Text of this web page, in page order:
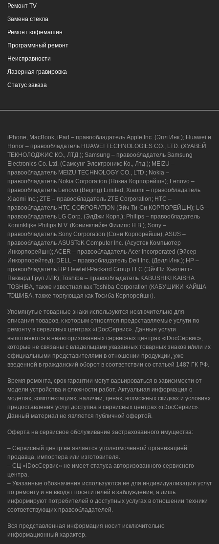
г. Новороссийск, ул. Героев Десантников,
г. Новороссийск, ул. Героев Десантников,
2/3
8 (964) 914-44-74(с 9:00 до 20:00)
Ремонт TV
Замена стекла
Ремонт кофемашин
Программный ремонт
Неисправности
Лазерная гравировка
Статус заказа
iPhone, MacBook, iPad – правообладатель Apple Inc. (Эпл Инк.); Huawei и
Honor – правообладатель HUAWEI TECHNOLOGIES CO., LTD. (ХУАВЕЙ
ТЕКНОЛОДЖИС КО., ЛТД.); Samsung – правообладатель Samsung
Electronics Co. Ltd. (Самсунг Электроникс Ко., Лтд.); MEIZU –
правообладатель MEIZU TECHNOLOGY CO., LTD.; Nokia –
правообладатель Nokia Corporation (Нокиа Корпорейшн); Lenovo –
правообладатель Lenovo (Beijing) Limited; Xiaomi – правообладатель
Xiaomi Inc.; ZTE – правообладатель ZTE Corporation; HTC –
правообладатель HTC CORPORATION (Эйч-Ти-Си КОРПОРЕЙШН); LG –
правообладатель LG Corp. (ЭлДжи Корп.); Philips – правообладатель
Koninklijke Philips N.V. (Конинклийке Филипс Н.В.); Sony –
правообладатель Sony Corporation (Сони Корпорейшн); ASUS –
правообладатель ASUSTeK Computer Inc. (Асустек Компьютер
Инкорпорейшн); ACER – правообладатель Acer Incorporated (Эйсер
Инкорпорейтед); DELL – правообладатель Dell Inc. (Делл Инк.); HP –
правообладатель HP Hewlett-Packard Group LLC (ЭйчПи Хьюлетт-
Паккард Груп ЛЛК); Toshiba – правообладатель KABUSHIKI KAISHA
TOSHIBA, также известная как Toshiba Corporation (КАБУШИКИ КАЙША
ТОШИБА, также торгующая как Тосиба Корпорейшн).
Упомянутые товарные знаки используются исключительно для
описания товаров, к которым относятся предоставляемые услуги по
ремонту в сервисных центрах «iDocСервис». Данные услуги
выполняются в неавторизованных сервисных центрах «iDocСервис»,
которые не связаны с владельцами указанных товарных знаков и/или их
официальными представителями в отношении продукции, уже
введенной в гражданский оборот в соответствии со статьей 1487 ГК РФ.
Время ремонта, срок гарантии могут варьироваться в зависимости от
модели устройства и сложности работ. Актуальная информация о
моделях, комплектациях, наличии, ценах, возможных скидках и условиях
предоставления услуг доступна в сервисных центрах «iDocСервис».
Данный материал не является публичной офертой.
Оферта на сервисное обслуживание застрахованного имущества:
– Сервисный центр не является уполномоченной организацией
продавца, импортера или изготовителя.
– СЦ «iDocСервис» не имеет статуса авторизованного сервисного
центра.
– Указанные обозначения используются не для индивидуализации услуг
по ремонту и не вводят посетителей в заблуждение, а лишь
информируют потребителей о доступных услугах в отношении техники
соответствующих правообладателей.
Вся представленная информация носит исключительно
информационный характер.